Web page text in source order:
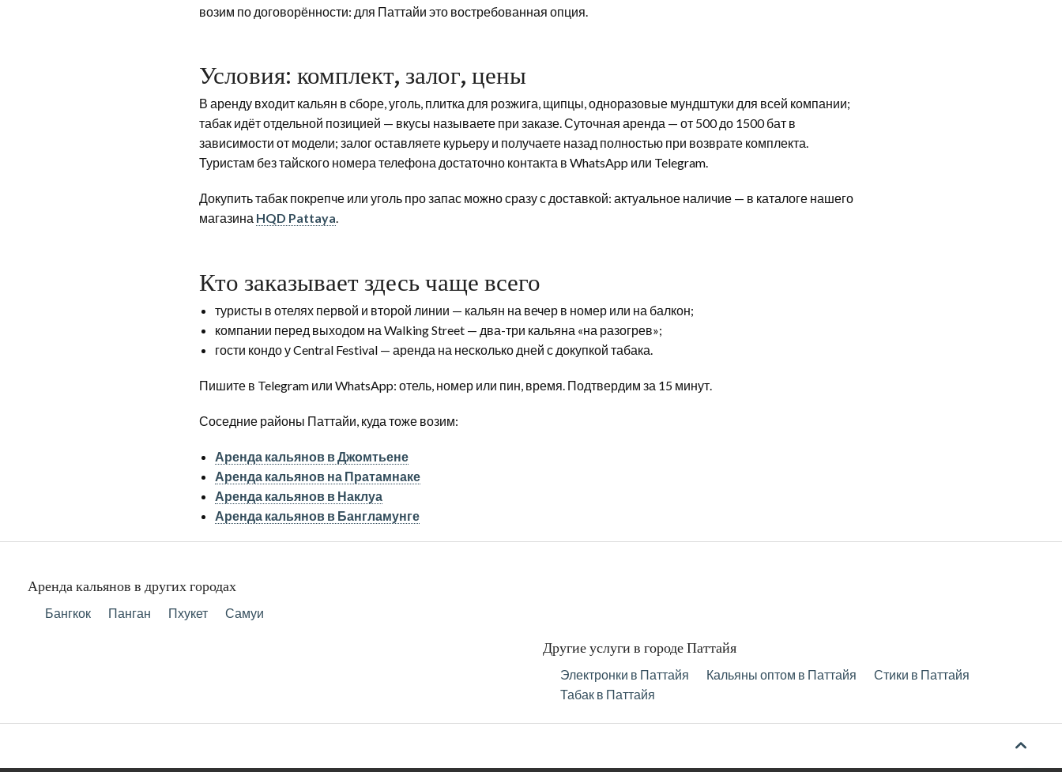
возим по договорённости: для Паттайи это востребованная опция.
Условия: комплект, залог, цены
В аренду входит кальян в сборе, уголь, плитка для розжига, щипцы, одноразовые мундштуки для всей компании;
табак идёт отдельной позицией — вкусы называете при заказе. Суточная аренда — от 500 до 1500 бат в
зависимости от модели; залог оставляете курьеру и получаете назад полностью при возврате комплекта.
Туристам без тайского номера телефона достаточно контакта в WhatsApp или Telegram.
Докупить табак покрепче или уголь про запас можно сразу с доставкой: актуальное наличие — в каталоге нашего
магазина HQD Pattaya.
Кто заказывает здесь чаще всего
туристы в отелях первой и второй линии — кальян на вечер в номер или на балкон;
компании перед выходом на Walking Street — два-три кальяна «на разогрев»;
гости кондо у Central Festival — аренда на несколько дней с докупкой табака.
Пишите в Telegram или WhatsApp: отель, номер или пин, время. Подтвердим за 15 минут.
Соседние районы Паттайи, куда тоже возим:
Аренда кальянов в Джомтьене
Аренда кальянов на Пратамнаке
Аренда кальянов в Наклуа
Аренда кальянов в Бангламунге
Аренда кальянов в других городах
Бангкок Панган Пхукет Самуи
Другие услуги в городе Паттайя
Электронки в Паттайя Кальяны оптом в Паттайя
Стики в Паттайя
Табак в Паттайя
